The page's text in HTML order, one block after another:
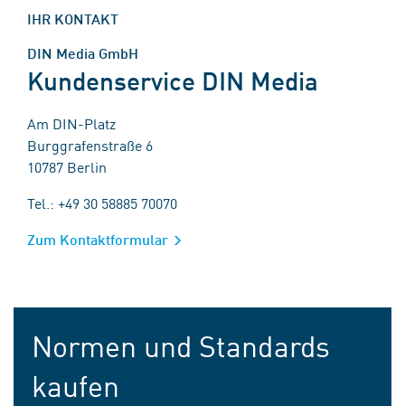
IHR KONTAKT
DIN Media GmbH
Kundenservice DIN Media
Am DIN-Platz
Burggrafenstraße 6
10787 Berlin
Tel.: +49 30 58885 70070
Zum Kontaktformular
Normen und Standards
kaufen